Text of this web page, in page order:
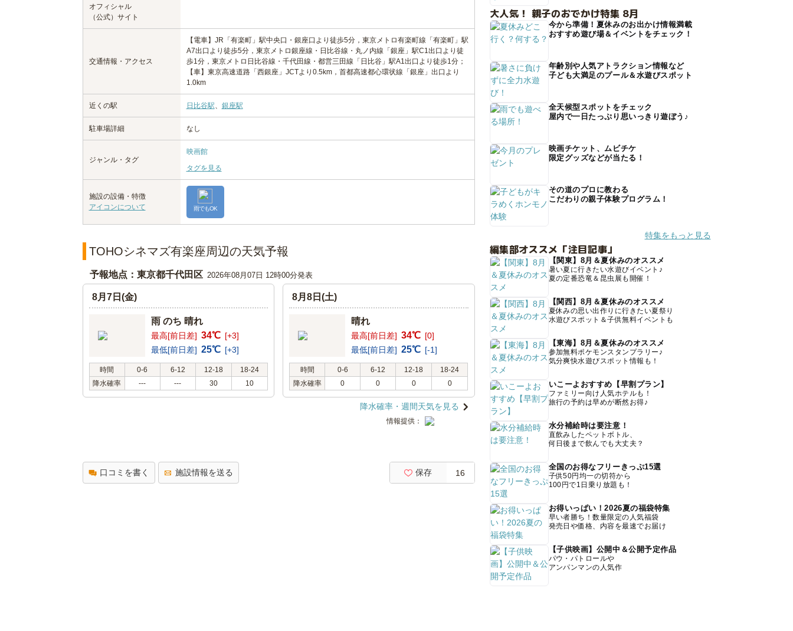
オフィシャル
（公式）サイト
交通情報・アクセス
【電車】JR「有楽町」駅中央口・銀座口より徒歩5分，東京メトロ有楽町線「有楽町」駅
A7出口より徒歩5分，東京メトロ銀座線・日比谷線・丸ノ内線「銀座」駅C1出口より徒
歩1分，東京メトロ日比谷線・千代田線・都営三田線「日比谷」駅A1出口より徒歩1分；
【車】東京高速道路「西銀座」JCTより0.5km，首都高速都心環状線「銀座」出口より
1.0km
近くの駅 日比谷駅、 銀座駅
駐車場詳細 なし
ジャンル・タグ
映画館
タグを見る
施設の設備・特徴
アイコンについて
雨でもOK
TOHOシネマズ有楽座周辺の天気予報
予報地点：東京都千代田区 2026年08月07日 12時00分発表
8月7日(金)
雨 のち 晴れ
最高[前日差] 34℃ [+3]
最低[前日差] 25℃ [+3]
時間 0-6 6-12 12-18
18-24
降水確率
--- --- 30 10
8月8日(土)
晴れ
最高[前日差] 34℃ [0]
最低[前日差] 25℃ [-1]
時間 0-6 6-12 12-18
18-24
降水確率
0 0 0 0
降水確率・週間天気を見る
情報提供：
口コミを書く 施設情報を送る 保存 16
大人気！ 親子のおでかけ特集 8月
今から準備！夏休みのお出かけ情報満載
おすすめ遊び場＆イベントをチェック！
年齢別や人気アトラクション情報など
子ども大満足のプール＆水遊びスポット
全天候型スポットをチェック
屋内で一日たっぷり思いっきり遊ぼう♪
映画チケット、ムビチケ
限定グッズなどが当たる！
その道のプロに教わる
こだわりの親子体験プログラム！
特集をもっと見る
編集部オススメ「注目記事」
【関東】8月＆夏休みのオススメ
暑い夏に行きたい水遊びイベント♪
夏の定番恐竜＆昆虫展も開催！
【関西】8月＆夏休みのオススメ
夏休みの思い出作りに行きたい夏祭り
水遊びスポット＆子供無料イベントも
【東海】8月＆夏休みのオススメ
参加無料ポケモンスタンプラリー♪
気分爽快水遊びスポット情報も！
いこーよおすすめ【早割プラン】
ファミリー向け人気ホテルも！
旅行の予約は早めが断然お得♪
水分補給時は要注意！
直飲みしたペットボトル、
何日後まで飲んでも大丈夫？
全国のお得なフリーきっぷ15選
子供50円均一の切符から
100円で1日乗り放題も！
お得いっぱい！2026夏の福袋特集
早い者勝ち！数量限定の人気福袋
発売日や価格、内容を最速でお届け
【子供映画】公開中＆公開予定作品
パウ・パトロールや
アンパンマンの人気作